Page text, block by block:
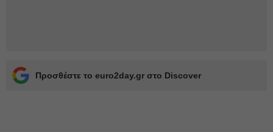
Προσθέστε το euro2day.gr στο Discover